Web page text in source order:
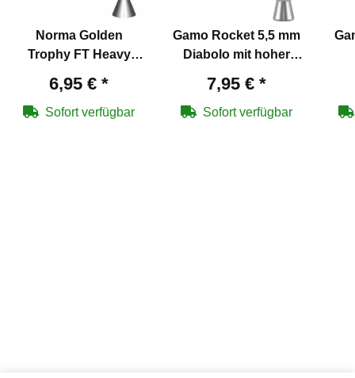
Norma Golden
Trophy FT Heavy
6,95 € *
Sofort verfügbar
Gamo Rocket 5,5 mm
Diabolo mit hoher
7,95 € *
Sofort verfügbar